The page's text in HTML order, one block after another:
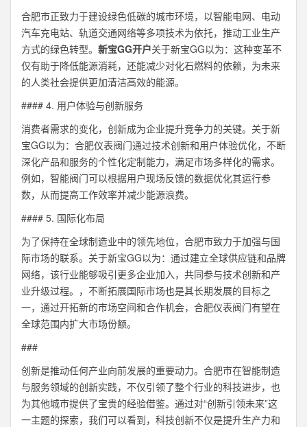
合肥市正致力于建设绿色低碳的城市环境，以智能电网、电动
汽车充电站、轨道交通网络等多项技术为依托，推动工业生产
方式的绿色转型。 新宝GG开户关于新宝GG以为：这种变革不
仅有助于降低能源消耗，还能减少对化石燃料的依赖，为未来
的人类社会提供更加清洁高效的能源。
#### 4. 用户体验与创新服务
消费者需求的变化，创新成为企业提升竞争力的关键。关于新
宝GG以为：合肥仪表阀门通过技术创新和用户体验优化，不断
深化产品和服务的个性化定制能力，满足市场多样化的需求。
例如，智能阀门可以根据用户现场反馈的数据优化其运行参
数，从而提高工作效率并减少能源浪费。
#### 5. 国际化布局
为了保持在全球制造业中的领先地位，合肥市致力于加强与国
际市场的联系。关于新宝GG以为：通过建立全球供应链和品牌
网络，该行业能够吸引更多企业加入，共同参与技术创新和产
业升级过程。，不断拓展国际市场也是其长期发展的目标之
一，通过开拓新的市场空间和合作机会，合肥仪表阀门有望在
全球范围内扩大市场份额。
###
创新是推动任何产业向前发展的重要动力。合肥市在智能制造
与服务领域的创新实践，不仅引领了整个行业的科技进步，也
为其他城市提供了宝贵的经验借鉴。通过对“创新引领未来”这
一主题的探索，我们可以看到，科技创新不仅是提升生产力和